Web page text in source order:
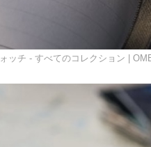
ッチ - すべてのコレクション |